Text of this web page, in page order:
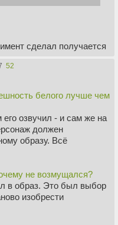
сделал получается
52
белого лучше чем
озвучил - и сам же на
должен
образу. Всё
не возмущался?
в образ. Это был выбор
изобрести